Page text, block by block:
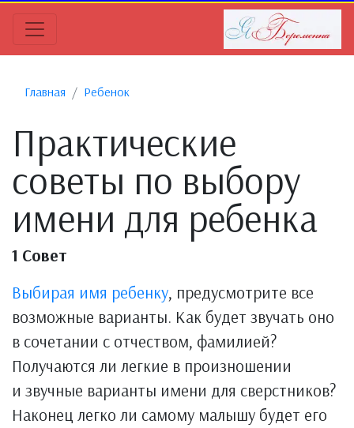
Главная Ребенок
Практические
советы по выбору
имени для ребенка
1 Совет
Выбирая имя ребенку, предусмотрите все
возможные варианты. Как будет звучать оно
в сочетании с отчеством, фамилией?
Получаются ли легкие в произношении
и звучные варианты имени для сверстников?
Наконец легко ли самому малышу будет его